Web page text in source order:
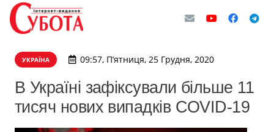
УКРАЇНА 09:57, П’ятниця, 25 Грудня, 2020
В Україні зафіксували більше 11
тисяч нових випадків COVID-19